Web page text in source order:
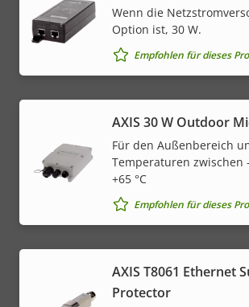
Wenn die
Option ist, 30 W.
Empfohlen für dieses
AXIS 30 W Outdoor
Für den Außenbereich
Temperaturen zwischen
+65 °C
Empfohlen für dieses
AXIS T8061 Ethernet
Protector